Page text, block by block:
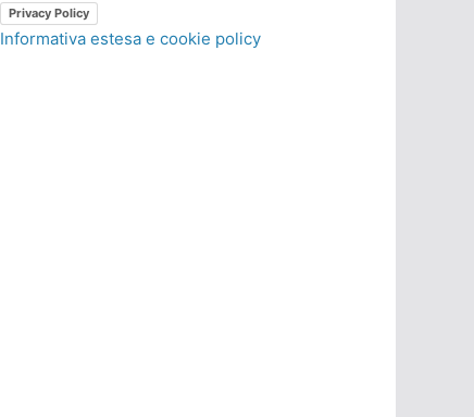
Privacy Policy
Informativa estesa e cookie policy